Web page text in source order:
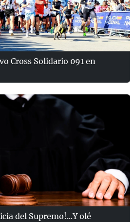
Cross Solidario 091 en
del Supremo!...Y olé